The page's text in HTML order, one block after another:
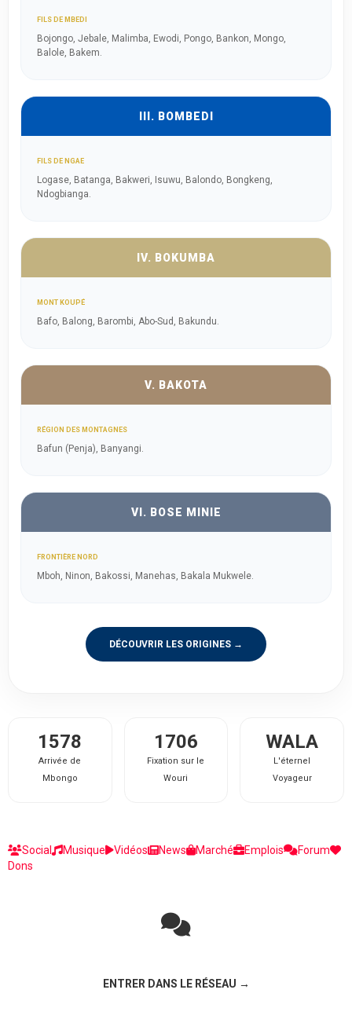
FILS DE MBEDI
Bojongo, Jebale, Malimba, Ewodi, Pongo, Bankon, Mongo,
Balole, Bakem.
III. BOMBEDI
FILS DE NGAE
Logase, Batanga, Bakweri, Isuwu, Balondo, Bongkeng,
Ndogbianga.
IV. BOKUMBA
MONT KOUPÉ
Bafo, Balong, Barombi, Abo-Sud, Bakundu.
V. BAKOTA
RÉGION DES MONTAGNES
Bafun (Penja), Banyangi.
VI. BOSE MINIE
FRONTIÈRE NORD
Mboh, Ninon, Bakossi, Manehas, Bakala Mukwele.
DÉCOUVRIR LES ORIGINES →
1578
Arrivée de
Mbongo
1706
Fixation sur le
Wouri
WALA
L'éternel
Voyageur
Social Musique Vidéos News Marché Emplois
Forum
Dons
ENTRER DANS LE RÉSEAU →